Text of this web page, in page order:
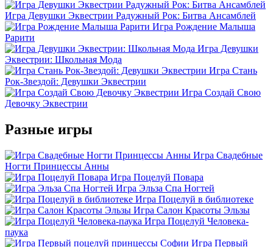
Игра Девушки Эквестрии Радужный Рок: Битва Ансамблей
Игра Рождение Малыша
Рарити
Игра Девушки
Эквестрии: Школьная Мода
Игра Стань
Рок-Звездой: Девушки Эквестрии
Игра Создай Свою
Девочку Эквестрии
Разные игры
Игра Свадебные
Ногти Принцессы Анны
Игра Поцелуй Повара
Игра Эльза Спа Ногтей
Игра Поцелуй в библиотеке
Игра Салон Красоты Эльзы
Игра Поцелуй Человека-
паука
Игра Первый